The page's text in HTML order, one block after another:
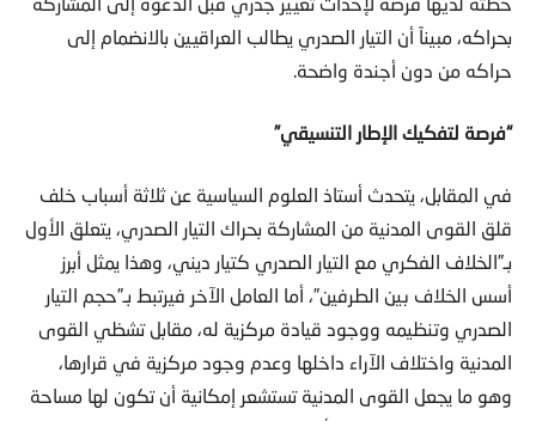
بحراكه، مبيناً أن التيار الصدري يطالب العراقيين بالانضمام إلى
حراكه من دون أجندة واضحة.
قلق القوى المدنية من المشاركة بحراك التيار الصدري، يتعلق الأول
بـ”الخلاف الفكري مع التيار الصدري كتيار ديني، وهذا يمثل أبرز
أسس الخلاف بين الطرفين”، أما العامل الآخر فيرتبط بـ”حجم التيار
الصدري وتنظيمه ووجود قيادة مركزية له، مقابل تشظي القوى
المدنية واختلاف الآراء داخلها وعدم وجود مركزية في قرارها،
وهو ما يجعل القوى المدنية تستشعر إمكانية أن تكون لها مساحة
هامشية في القرار داخل أي تشارك محتمل”.